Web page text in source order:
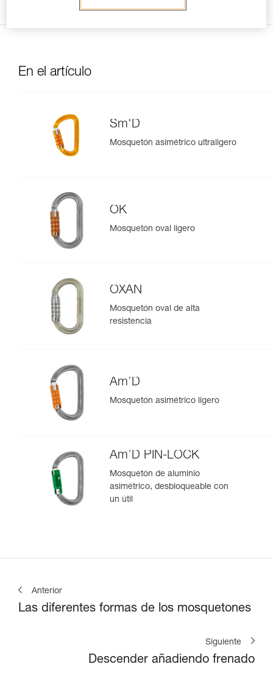
En el artículo
Sm'D
Mosquetón asimétrico ultraligero
OK
Mosquetón oval ligero
OXAN
Mosquetón oval de alta
resistencia
Am’D
Mosquetón asimétrico ligero
Am’D PIN-LOCK
Mosquetón de aluminio
asimétrico, desbloqueable con
un útil
Anterior
Las diferentes formas de los mosquetones
Siguiente
Descender añadiendo frenado